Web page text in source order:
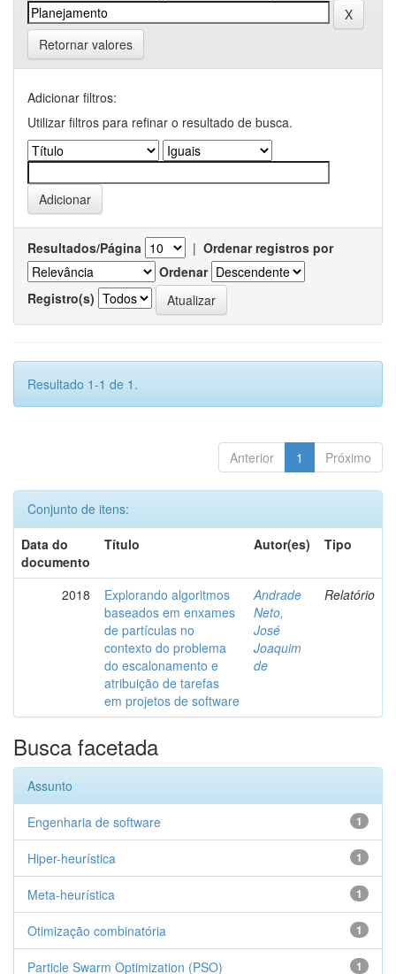
Retornar valores
Adicionar filtros:
Utilizar filtros para refinar o resultado de busca.
Resultados/Página | Ordenar registros por
Ordenar
Registro(s)
Resultado 1-1 de 1.
Anterior 1 Próximo
Conjunto de itens:
Data do
documento
Título Autor(es) Tipo
2018
Explorando algoritmos
baseados em enxames
de partículas no
contexto do problema
do escalonamento e
atribuição de tarefas
em projetos de software
Andrade
Neto,
José
Joaquim
de
Relatório
Busca facetada
Assunto
1
Engenharia de software
1
Hiper-heurística
1
Meta-heurística
1
Otimização combinatória
1
Particle Swarm Optimization (PSO)